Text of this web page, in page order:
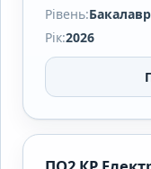
Рівень:Бакалавр
Рік:2026